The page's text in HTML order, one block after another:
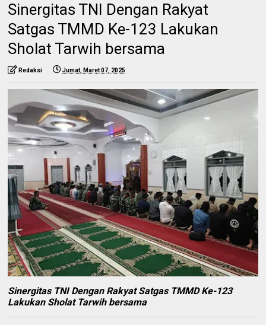
Sinergitas TNI Dengan Rakyat
Satgas TMMD Ke-123 Lakukan
Sholat Tarwih bersama
Redaksi Jumat, Maret 07, 2025
Sinergitas TNI Dengan Rakyat Satgas TMMD Ke-123
Lakukan Sholat Tarwih bersama